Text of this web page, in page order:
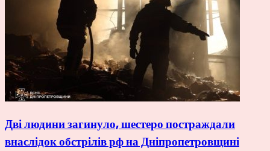
Дві людини загинуло, шестеро постраждали
внаслідок обстрілів рф на Дніпропетровщині